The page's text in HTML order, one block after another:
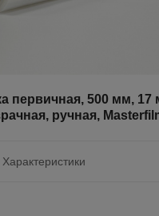
первичная, 500 мм, 17
ручная,
Характеристики